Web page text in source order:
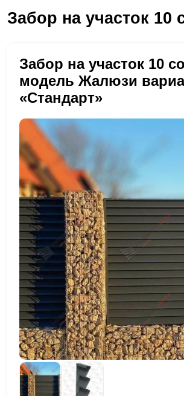
сколько стоит забор на 6 соток
Забор на участок 10
Забор на участок 10
модель Жалюзи
«Стандарт»